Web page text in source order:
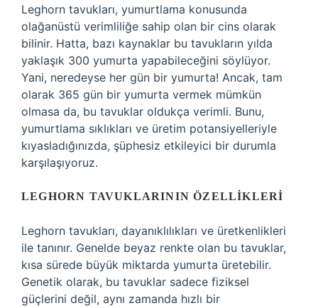
Leghorn tavukları, yumurtlama konusunda
olağanüstü verimliliğe sahip olan bir cins olarak
bilinir. Hatta, bazı kaynaklar bu tavukların yılda
yaklaşık 300 yumurta yapabileceğini söylüyor.
Yani, neredeyse her gün bir yumurta! Ancak, tam
olarak 365 gün bir yumurta vermek mümkün
olmasa da, bu tavuklar oldukça verimli. Bunu,
yumurtlama sıklıkları ve üretim potansiyelleriyle
kıyasladığınızda, şüphesiz etkileyici bir durumla
karşılaşıyoruz.
LEGHORN TAVUKLARININ ÖZELLIKLERI
Leghorn tavukları, dayanıklılıkları ve üretkenlikleri
ile tanınır. Genelde beyaz renkte olan bu tavuklar,
kısa sürede büyük miktarda yumurta üretebilir.
Genetik olarak, bu tavuklar sadece fiziksel
güçlerini değil, aynı zamanda hızlı bir